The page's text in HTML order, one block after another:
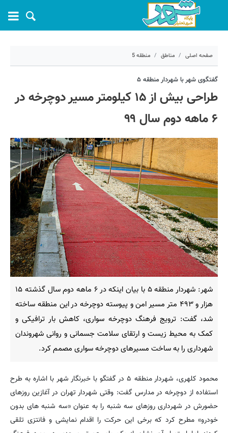
صفحه اصلی مناطق منطقه 5
۲۱ اردیبهشت ۱۴۰۰ - ۱۳:۱۳
کد مطلب:10412
گفتگوی شهر با شهردار منطقه ۵
طراحی بیش از ۱۵ کیلومتر مسیر دوچرخه در
۶ ماهه دوم سال ۹۹
شهر: شهردار منطقه ۵ با بیان اینکه در ۶ ماهه دوم سال گذشته ۱۵
هزار و ۴۹۳ متر مسیر امن و پیوسته دوچرخه در این منطقه ساخته
شد، گفت: ترویج فرهنگ دوچرخه سواری، کاهش بار ترافیکی و
کمک به محیط زیست و ارتقای سلامت جسمانی و روانی شهروندان
شهرداری را به ساخت مسیرهای دوچرخه سواری مصمم کرد.
محمود کلهری، شهردار منطقه ۵ در گفتگو با خبرنگار شهر با اشاره به طرح
استفاده از دوچرخه در مدارس گفت: وقتی شهردار تهران در آغازین روزهای
حضورش در شهرداری روزهای سه شنبه را به عنوان «سه شنبه های بدون
خودرو» مطرح کرد که برخی این حرکت را اقدام نمایشی و فانتزی تلقی